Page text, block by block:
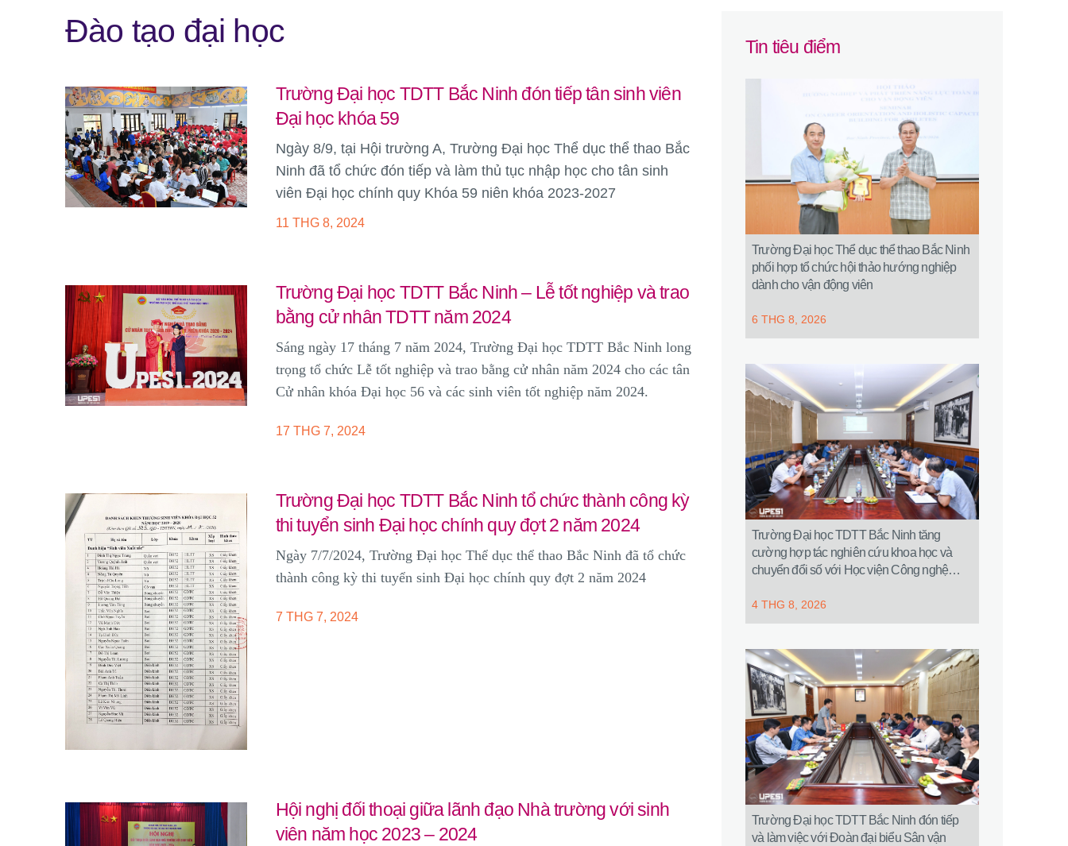
Đào tạo đại học
Trường Đại học TDTT Bắc Ninh đón tiếp tân sinh viên
Đại học khóa 59
Ngày 8/9, tại Hội trường A, Trường Đại học Thể dục thể thao Bắc
Ninh đã tổ chức đón tiếp và làm thủ tục nhập học cho tân sinh
viên Đại học chính quy Khóa 59 niên khóa 2023-2027
11 THG 8, 2024
Trường Đại học TDTT Bắc Ninh – Lễ tốt nghiệp và trao
bằng cử nhân TDTT năm 2024
Sáng ngày 17 tháng 7 năm 2024, Trường Đại học TDTT Bắc Ninh long
trọng tổ chức Lễ tốt nghiệp và trao bằng cử nhân năm 2024 cho các tân
Cử nhân khóa Đại học 56 và các sinh viên tốt nghiệp năm 2024.
17 THG 7, 2024
Trường Đại học TDTT Bắc Ninh tổ chức thành công kỳ
thi tuyển sinh Đại học chính quy đợt 2 năm 2024
Ngày 7/7/2024, Trường Đại học Thể dục thể thao Bắc Ninh đã tổ chức
thành công kỳ thi tuyển sinh Đại học chính quy đợt 2 năm 2024
7 THG 7, 2024
Hội nghị đối thoại giữa lãnh đạo Nhà trường với sinh
viên năm học 2023 – 2024
Tin tiêu điểm
Trường Đại học Thể dục thể thao Bắc Ninh
phối hợp tổ chức hội thảo hướng nghiệp
dành cho vận động viên
6 THG 8, 2026
Trường Đại học TDTT Bắc Ninh tăng
cường hợp tác nghiên cứu khoa học và
chuyển đổi số với Học viện Công nghệ
4 THG 8, 2026
Trường Đại học TDTT Bắc Ninh đón tiếp
và làm việc với Đoàn đại biểu Sân vận